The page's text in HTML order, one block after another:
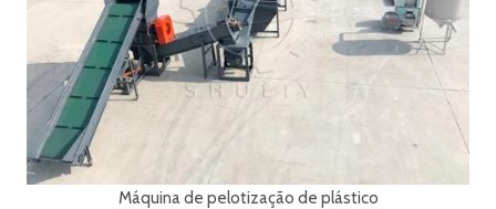
Máquina de pelotização de plástico